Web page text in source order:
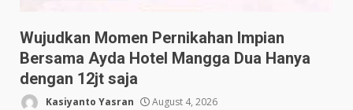
Wujudkan Momen Pernikahan Impian
Bersama Ayda Hotel Mangga Dua Hanya
dengan 12jt saja
Kasiyanto Yasran August 4, 2026